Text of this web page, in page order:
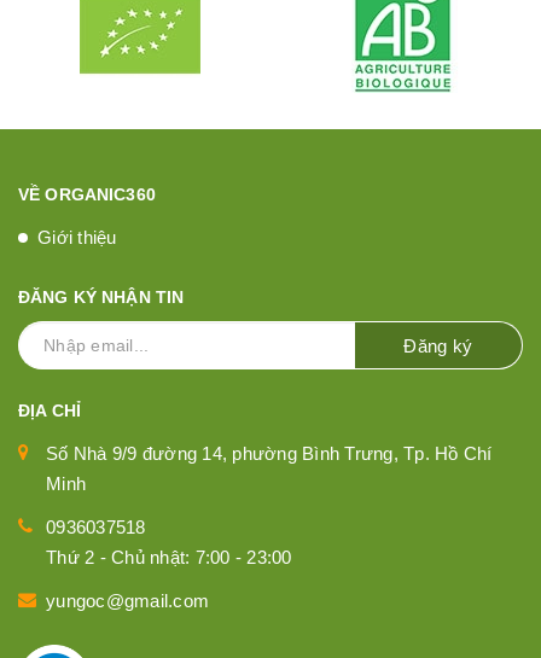
VỀ ORGANIC360
Giới thiệu
ĐĂNG KÝ NHẬN TIN
Đăng ký
ĐỊA CHỈ
Số Nhà 9/9 đường 14, phường Bình Trưng, Tp. Hồ Chí
Minh
0936037518
Thứ 2 - Chủ nhật: 7:00 - 23:00
yungoc@gmail.com